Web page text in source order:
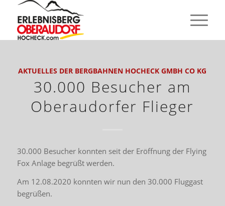
AKTUELLES DER BERGBAHNEN HOCHECK GMBH CO KG
30.000 Besucher am
Oberaudorfer Flieger
30.000 Besucher konnten seit der Eröffnung der Flying
Fox Anlage begrüßt werden.
Am 12.08.2020 konnten wir nun den 30.000 Fluggast
begrüßen.